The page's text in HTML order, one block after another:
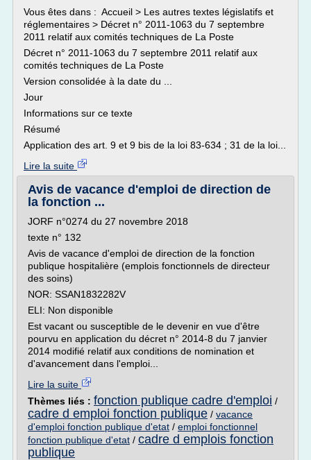
Vous êtes dans : Accueil > Les autres textes législatifs et
réglementaires > Décret n° 2011-1063 du 7 septembre
2011 relatif aux comités techniques de La Poste
Décret n° 2011-1063 du 7 septembre 2011 relatif aux
comités techniques de La Poste
Version consolidée à la date du ...
Jour
Informations sur ce texte
Résumé
Application des art. 9 et 9 bis de la loi 83-634 ; 31 de la loi...
Lire la suite
Avis de vacance d'emploi de direction de
la fonction ...
JORF n°0274 du 27 novembre 2018
texte n° 132
Avis de vacance d'emploi de direction de la fonction
publique hospitalière (emplois fonctionnels de directeur
des soins)
NOR: SSAN1832282V
ELI: Non disponible
Est vacant ou susceptible de le devenir en vue d'être
pourvu en application du décret n° 2014-8 du 7 janvier
2014 modifié relatif aux conditions de nomination et
d'avancement dans l'emploi...
Lire la suite
Thèmes liés : fonction publique cadre d'emploi /
cadre d emploi fonction publique / vacance
d'emploi fonction publique d'etat / emploi fonctionnel
fonction publique d'etat / cadre d emplois fonction
publique